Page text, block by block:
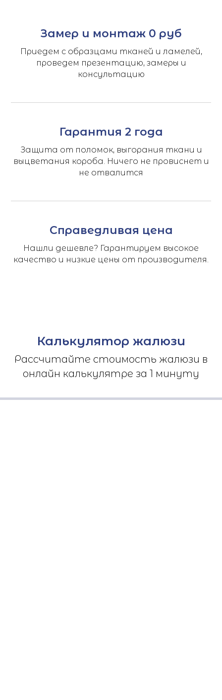
Замер и монтаж 0 руб
Приедем с образцами тканей и ламелей,
проведем презентацию, замеры и
консультацию
Гарантия 2 года
Защита от поломок, выгорания ткани и
выцветания короба. Ничего не провиснет и
не отвалится
Справедливая цена
Нашли дешевле? Гарантируем высокое
качество и низкие цены от производителя.
Калькулятор жалюзи
Рассчитайте стоимость жалюзи в
онлайн калькулятре за 1 минуту